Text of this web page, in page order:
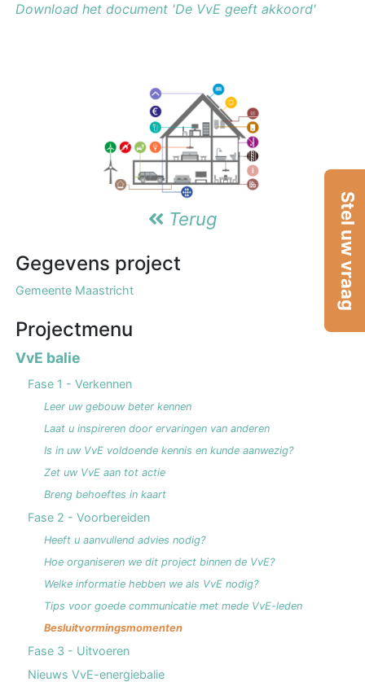
Stel uw vraag
Terug
Gegevens project
Gemeente Maastricht
Projectmenu
VvE balie
Fase 1 - Verkennen
Leer uw gebouw beter kennen
Laat u inspireren door ervaringen van anderen
Is in uw VvE voldoende kennis en kunde aanwezig?
Zet uw VvE aan tot actie
Breng behoeftes in kaart
Fase 2 - Voorbereiden
Heeft u aanvullend advies nodig?
Hoe organiseren we dit project binnen de VvE?
Welke informatie hebben we als VvE nodig?
Tips voor goede communicatie met mede VvE-leden
Besluitvormingsmomenten
Fase 3 - Uitvoeren
Nieuws VvE-energiebalie
Download het document 'De VvE geeft akkoord'